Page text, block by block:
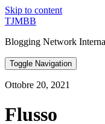
Skip to content
TJMBB
Blogging Network
Toggle Navigation
Ottobre 20, 2021
Flusso